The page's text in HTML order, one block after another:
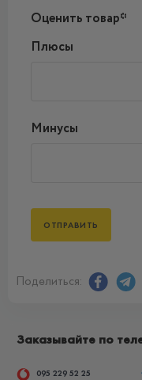
Оценить товар*
Плюсы
Минусы
Поделиться:
Заказывайте по
095 229 52 25